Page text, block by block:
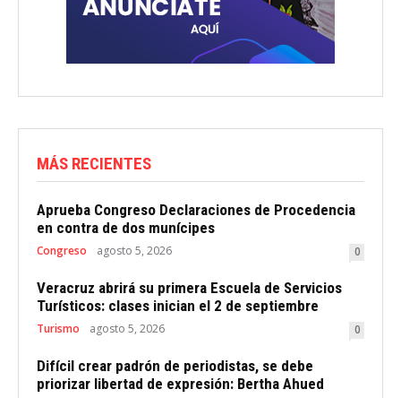
MÁS RECIENTES
Aprueba Congreso Declaraciones de Procedencia
en contra de dos munícipes
Congreso agosto 5, 2026 0
Veracruz abrirá su primera Escuela de Servicios
Turísticos: clases inician el 2 de septiembre
Turismo agosto 5, 2026 0
Difícil crear padrón de periodistas, se debe
priorizar libertad de expresión: Bertha Ahued